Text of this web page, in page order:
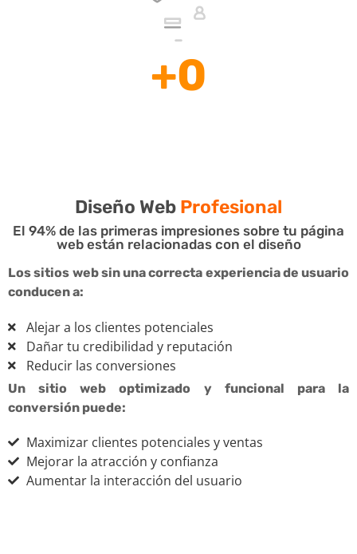
+0
Diseño Web Profesional
El 94% de las primeras impresiones sobre tu página
web están relacionadas con el diseño
Los sitios web sin una correcta experiencia de usuario
conducen a:
Alejar a los clientes potenciales
Dañar tu credibilidad y reputación
Reducir las conversiones
Un sitio web optimizado y funcional para la
conversión puede:
Maximizar clientes potenciales y ventas
Mejorar la atracción y confianza
Aumentar la interacción del usuario